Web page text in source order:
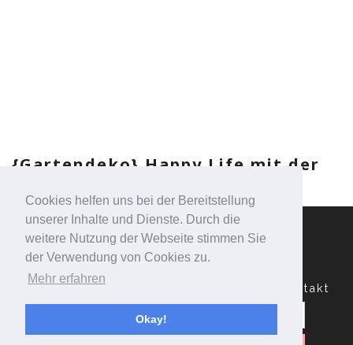
Cookies helfen uns bei der Bereitstellung
unserer Inhalte und Dienste. Durch die
weitere Nutzung der Webseite stimmen Sie
der Verwendung von Cookies zu.
Mehr erfahren
Okay!
{Gartendeko} Happy Life mit der
Datenschutzerklärung Kontakt
Suchen